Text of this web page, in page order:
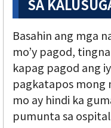
SA
Basahin ang mga
mo’y pagod,
kapag pagod ang
pagkatapos mong
mo ay hindi ka
pumunta sa